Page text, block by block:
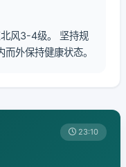
风3-4级。 坚持规
外保持健康状态。
23:10